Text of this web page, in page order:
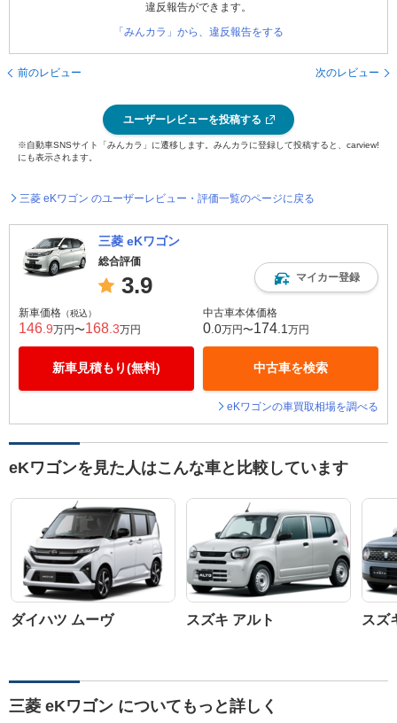
違反報告ができます。
「みんカラ」から、違反報告をする
前のレビュー 次のレビュー
ユーザーレビューを投稿する
※自動車SNSサイト「みんカラ」に遷移します。みんカラに登録して投稿すると、carview!
にも表示されます。
三菱 eKワゴン のユーザーレビュー・評価一覧のページに戻る
三菱 eKワゴン
総合評価
3.9 マイカー登録
新車価格 （税込）
146 .9万円〜168 .3万円
新車見積もり(無料)
中古車本体価格
0 .0万円〜174 .1 万円
中古車を検索
eKワゴンの車買取相場を調べる
eKワゴンを見た人はこんな車と比較しています
ダイハツ ムーヴ スズキ アルト スズ
三菱 eKワゴン についてもっと詳しく